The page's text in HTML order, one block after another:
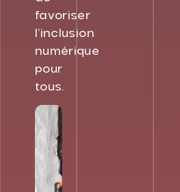
favoriser
l’inclusion
numérique
pour
tous.